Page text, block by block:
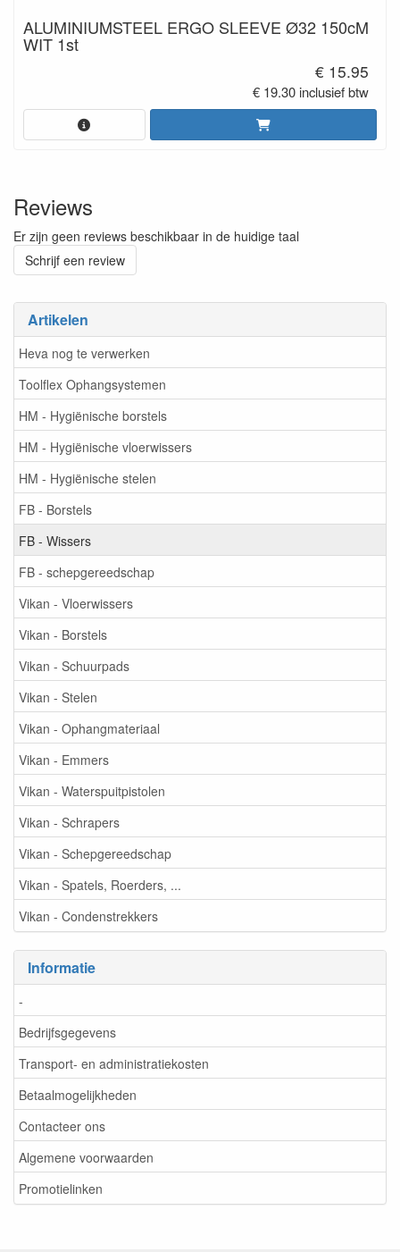
Artikelen
Heva nog te verwerken
Toolflex Ophangsystemen
HM - Hygiënische borstels
HM - Hygiënische vloerwissers
HM - Hygiënische stelen
FB - Borstels
FB - Wissers
FB - schepgereedschap
Vikan - Vloerwissers
Vikan - Borstels
Vikan - Schuurpads
Vikan - Stelen
Vikan - Ophangmateriaal
Vikan - Emmers
Vikan - Waterspuitpistolen
Vikan - Schrapers
Vikan - Schepgereedschap
Vikan - Spatels, Roerders, ...
Vikan - Condenstrekkers
Informatie
-
Bedrijfsgegevens
Transport- en administratiekosten
Betaalmogelijkheden
Contacteer ons
Algemene voorwaarden
Promotielinken
ALUMINIUMSTEEL ERGO SLEEVE Ø32 150cM
WIT 1st
€ 15.95
€ 19.30 inclusief btw
Reviews
Er zijn geen reviews beschikbaar in de huidige taal
Schrijf een review